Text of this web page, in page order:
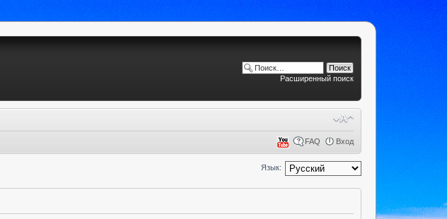
Расширенный поиск
FAQ Вход
Язык: